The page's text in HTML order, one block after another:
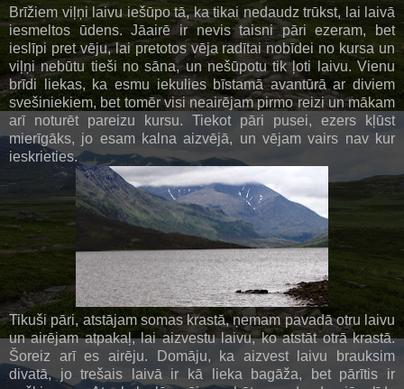
Brīžiem viļņi laivu iešūpo tā, ka tikai nedaudz trūkst, lai laivā
iesmeltos ūdens. Jāairē ir nevis taisni pāri ezeram, bet
ieslīpi pret vēju, lai pretotos vēja radītai nobīdei no kursa un
viļņi nebūtu tieši no sāna, un nešūpotu tik ļoti laivu. Vienu
brīdi liekas, ka esmu iekulies bīstamā avantūrā ar diviem
svešiniekiem, bet tomēr visi neairējam pirmo reizi un mākam
arī noturēt pareizu kursu. Tiekot pāri pusei, ezers kļūst
mierīgāks, jo esam kalna aizvējā, un vējam vairs nav kur
ieskrieties.
Tikuši pāri, atstājam somas krastā, ņemam pavadā otru laivu
un airējam atpakaļ, lai aizvestu laivu, ko atstāt otrā krastā.
Šoreiz arī es airēju. Domāju, ka aizvest laivu brauksim
divatā, jo trešais laivā ir kā lieka bagāža, bet pārītis ir